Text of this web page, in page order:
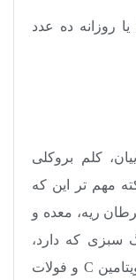
روزانه ده عدد
کلم بروکلی
مهم تر این که
ریه، معده و
سبزی که دارد،
C و فولات